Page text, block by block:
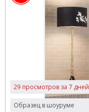
Образец в шоуруме
29 просмотров за 7 дней